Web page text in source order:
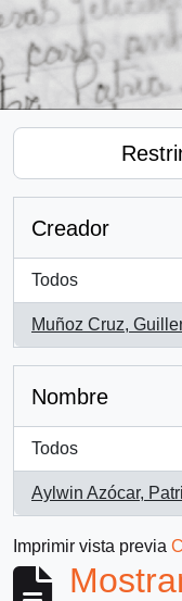
Creador
Todos
Muñoz Cruz,
, 1 resultados
Nombre
Todos
Aylwin Azócar,
, 1 resultados
Imprimir vista previa